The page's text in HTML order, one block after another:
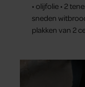
• olijfolie • 2
sneden
plakken van 2